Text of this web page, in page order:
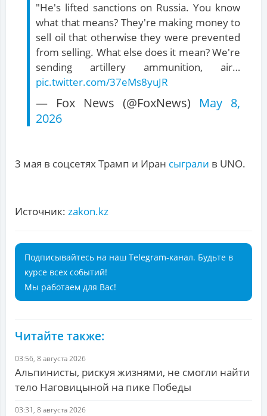
"He's lifted sanctions on Russia. You know
what that means? They're making money to
sell oil that otherwise they were prevented
from selling. What else does it mean? We're
sending artillery ammunition, air…
pic.twitter.com/37eMs8yuJR
— Fox News (@FoxNews) May 8,
2026
3 мая в соцсетях Трамп и Иран сыграли в UNO.
Источник: zakon.kz
Подписывайтесь на наш Telegram-канал. Будьте в
курсе всех событий!
Мы работаем для Вас!
Читайте также:
03:56, 8 августа 2026
Альпинисты, рискуя жизнями, не смогли найти
тело Наговицыной на пике Победы
03:31, 8 августа 2026